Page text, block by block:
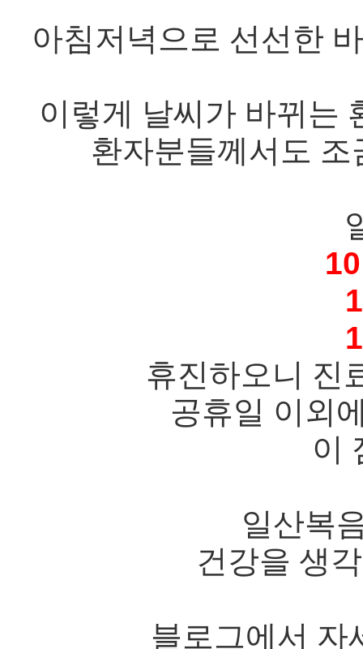
아침저녁으로 선선한
이렇게 날씨가 바뀌는
환자분들께서도
휴진하오니 진
공휴일 이외
이
일산복
건강을 생
블로그에서